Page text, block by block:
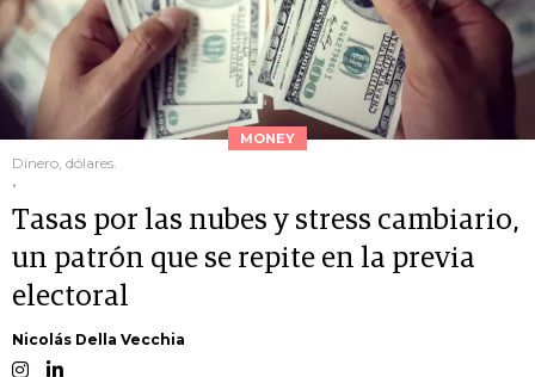
MONEY
Dinero, dólares.
.
Tasas por las nubes y stress cambiario,
un patrón que se repite en la previa
electoral
Nicolás Della Vecchia